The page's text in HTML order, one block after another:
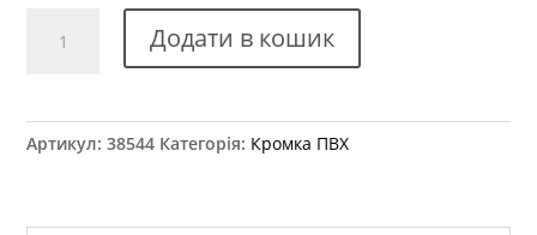
Французький
Додати в кошик
Артикул:38544 Категорія: Кромка ПВХ